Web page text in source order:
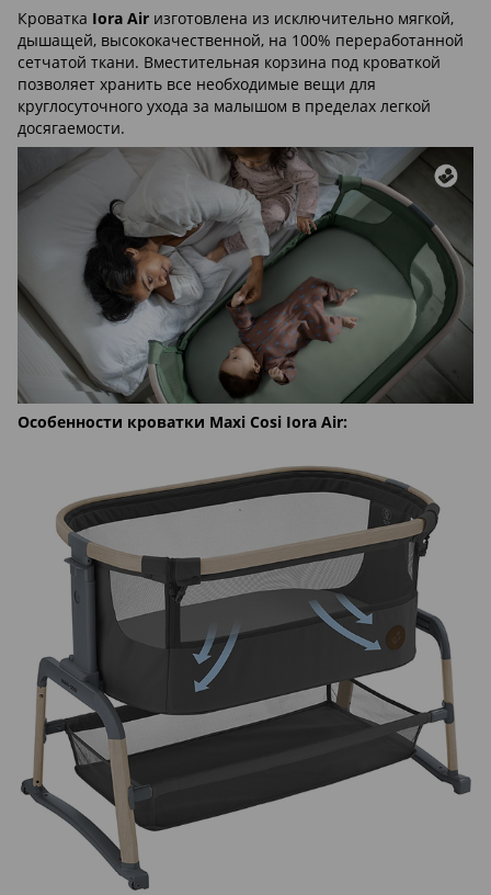
Кроватка Iora Air изготовлена из исключительно мягкой,
дышащей, высококачественной, на 100% переработанной
сетчатой ткани. Вместительная корзина под кроваткой
позволяет хранить все необходимые вещи для
круглосуточного ухода за малышом в пределах легкой
досягаемости.
Особенности кроватки Maxi Cosi Iora Air: